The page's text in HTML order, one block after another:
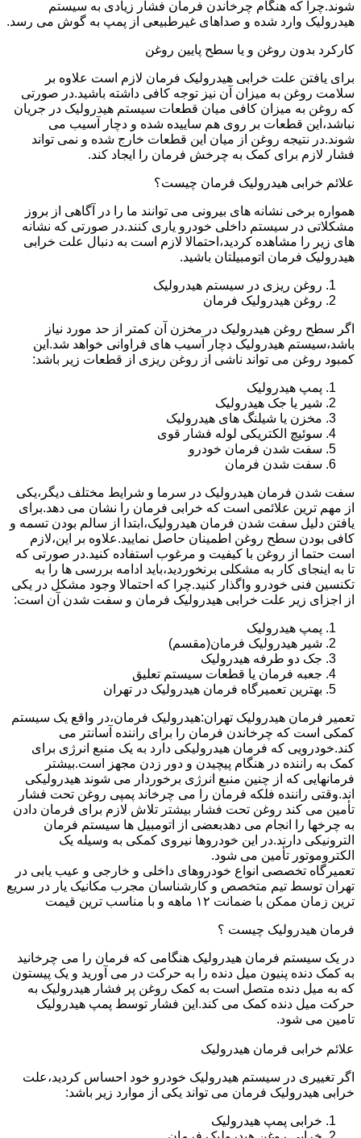
شوند.چرا که هنگام چرخاندن فرمان فشار زیادی به سیستم
هیدرولیک وارد شده و صداهای غیرطبیعی از پمپ به گوش می رسد.
کارکرد بدون روغن و یا سطح پایین روغن
برای یافتن علت خرابی هیدرولیک فرمان لازم است علاوه بر
سلامت روغن به میزان آن نیز توجه کافی داشته باشید.در صورتی
که روغن به میزان کافی میان قطعات سیستم هیدرولیک در جریان
نباشد،این قطعات بر روی هم ساییده شده و دچار آسیب می
شوند.در نتیجه روغن از میان این قطعات خارج شده و نمی تواند
فشار لازم برای کمک به چرخش فرمان را ایجاد کند.
علائم خرابی هیدرولیک فرمان چیست؟
همواره برخی نشانه های بیرونی می توانند ما را در آگاهی از بروز
مشکلاتی در سیستم داخلی خودرو یاری کنند.در صورتی که نشانه
های زیر را مشاهده کردید،احتمالا لازم است به دنبال علت خرابی
هیدرولیک فرمان اتومبیلتان باشید.
روغن ریزی در سیستم هیدرولیک
روغن هیدرولیک فرمان
اگر سطح روغن هیدرولیک در مخزن آن کمتر از حد مورد نیاز
باشد،سیستم هیدرولیک دچار آسیب های فراوانی خواهد شد.این
کمبود روغن می تواند ناشی از روغن ریزی از قطعات زیر باشد:
پمپ هیدرولیک
شیر یا جک هیدرولیک
مخزن یا شیلنگ های هیدرولیک
سوئیچ الکتریکی لوله فشار قوی
سفت شدن فرمان خودرو
سفت شدن فرمان
سفت شدن فرمان هیدرولیک در سرما و شرایط مختلف دیگر،یکی
از مهم ترین علائمی است که خرابی فرمان را نشان می دهد.برای
یافتن دلیل سفت شدن فرمان هیدرولیک،ابتدا از سالم بودن تسمه و
کافی بودن سطح روغن اطمینان حاصل نمایید.علاوه بر این،لازم
است حتما از روغن با کیفیت و مرغوب استفاده کنید.در صورتی که
تا به اینجای کار به مشکلی برنخوردید،باید ادامه بررسی ها را به
تکنسین فنی خودرو واگذار کنید.چرا که احتمالا وجود مشکل در یکی
از اجزای زیر علت خرابی هیدرولیک فرمان و سفت شدن آن است:
پمپ هیدرولیک
شیر هیدرولیک فرمان(مقسم)
جک دو طرفه هیدرولیک
جعبه فرمان یا قطعات سیستم تعلیق
بهترین تعمیرگاه فرمان هیدرولیک در تهران
تعمیر فرمان هیدرولیک تهران:هیدرولیک فرمان،در واقع یک سیستم
کمکی است که چرخاندن فرمان را برای راننده آسانتر می
کند.خودرویی که فرمان هیدرولیکی دارد به یک منبع انرژی برای
کمک به راننده در هنگام پیچیدن و دور زدن مجهز است.بیشتر
فرمانهایی که از چنین منبع انرژی برخوردار می شوند هیدرولیکی
اند.وقتی راننده فلکه فرمان را می چرخاند پمپی روغن تحت فشار
تأمین می کند روغن تحت فشار بیشتر تلاش لازم برای فرمان دادن
به چرخها را انجام می دهدبعضی از اتومبیل ها سیستم فرمان
الترونیکی دارند.در این خودروها نیروی کمکی به وسیله یک
الکتروموتور تأمین می شود.
تعمیرگاه تخصصی انواع خودروهای داخلی و خارجی و عیب یابی در
تهران توسط تیم متخصص و کارشناسان مجرب مکانیک یار در سریع
ترین زمان ممکن با ضمانت ۱۲ ماهه و با مناسب ترین قیمت
فرمان هیدرولیک چیست ؟
در یک سیستم فرمان هیدرولیک هنگامی که فرمان را می چرخانید
به کمک دنده پنیون میل دنده را به حرکت در می آورید و یک پیستون
که به میل دنده متصل است به کمک روغن پر فشار هیدرولیک به
حرکت میل دنده کمک می کند.این فشار توسط پمپ هیدرولیک
تامین می شود.
علائم خرابی فرمان هیدرولیک
اگر تغییری در سیستم هیدرولیک خودرو خود احساس کردید،علت
خرابی هیدرولیک فرمان می تواند یکی از موارد زیر باشد:
خرابی پمپ هیدرولیک